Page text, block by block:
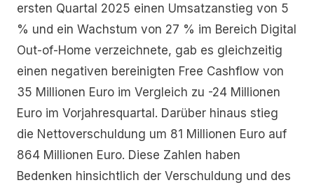
ersten Quartal 2025 einen Umsatzanstieg von 5
% und ein Wachstum von 27 % im Bereich Digital
Out-of-Home verzeichnete, gab es gleichzeitig
einen negativen bereinigten Free Cashflow von
35 Millionen Euro im Vergleich zu -24 Millionen
Euro im Vorjahresquartal. Darüber hinaus stieg
die Nettoverschuldung um 81 Millionen Euro auf
864 Millionen Euro. Diese Zahlen haben
Bedenken hinsichtlich der Verschuldung und des